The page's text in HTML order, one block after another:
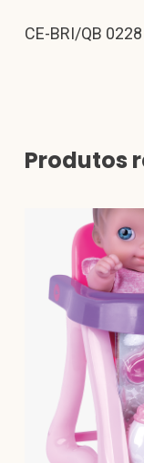
CE-BRI/QB
Produtos